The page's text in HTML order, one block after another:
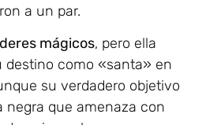
a un par.
mágicos, pero ella
destino como «santa» en
su verdadero objetivo
negra que amenaza con